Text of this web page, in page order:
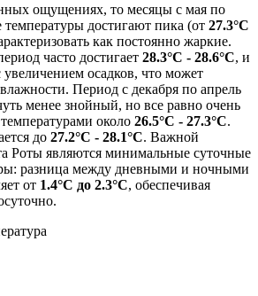
ощущениях, то месяцы с мая по
температуры достигают пика (от 27.3°C
как постоянно жаркие.
часто достигает 28.3°C - 28.6°C, и
увеличением осадков, что может
Период с декабря по апрель
менее знойный, но все равно очень
около 26.5°C - 27.3°C.
до 27.2°C - 28.1°C. Важной
Роты являются минимальные суточные
разница между дневными и ночными
от 1.4°C до 2.3°C, обеспечивая